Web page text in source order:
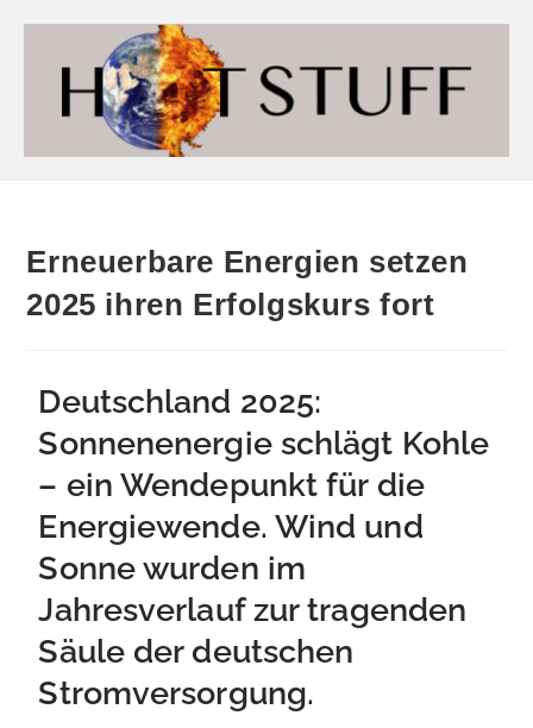
Erneuerbare Energien setzen
2025 ihren Erfolgskurs fort
Deutschland 2025:
Sonnenenergie schlägt Kohle
– ein Wendepunkt für die
Energiewende. Wind und
Sonne wurden im
Jahresverlauf zur tragenden
Säule der deutschen
Stromversorgung.